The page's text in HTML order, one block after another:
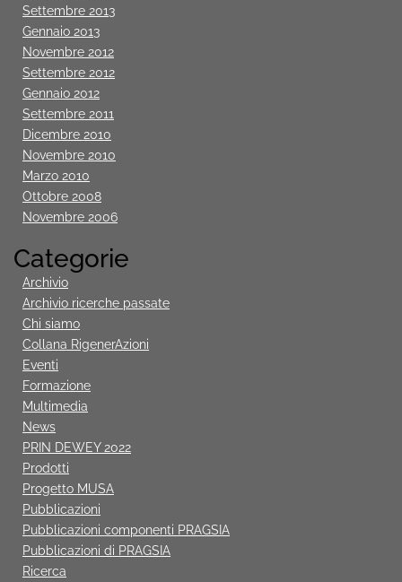
Settembre 2013
Gennaio 2013
Novembre 2012
Settembre 2012
Gennaio 2012
Settembre 2011
Dicembre 2010
Novembre 2010
Marzo 2010
Ottobre 2008
Novembre 2006
Categorie
Archivio
Archivio ricerche passate
Chi siamo
Collana RigenerAzioni
Eventi
Formazione
Multimedia
News
PRIN DEWEY 2022
Prodotti
Progetto MUSA
Pubblicazioni
Pubblicazioni componenti PRAGSIA
Pubblicazioni di PRAGSIA
Ricerca